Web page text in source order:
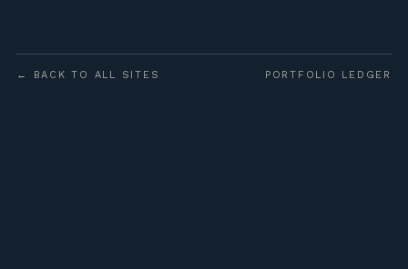
← BACK TO ALL SITES PORTFOLIO LEDGER